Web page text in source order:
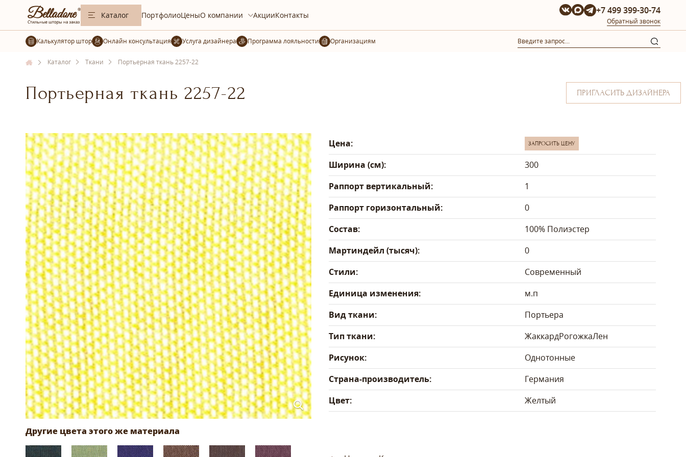
Каталог ПортфолиоЦеныО компании АкцииКонтакты +7 499 399-30-74
Обратный звонок
Калькулятор штор Услуга дизайнера Организациям
Каталог Ткани Портьерная ткань 2257-22
Портьерная ткань 2257-22 ПРИГЛАСИТЬ ДИЗАЙНЕРА
Цена: ЗАПРОСИТЬ ЦЕНУ
Ширина (см):
300
Раппорт вертикальный:
1
Раппорт горизонтальный:
0
Состав:
100% Полиэстер
Мартиндейл (тысяч):
0
Стили:
Современный
Единица изменения:
м.п
Вид ткани:
Портьера
Тип ткани:
ЖаккардРогожкаЛен
Рисунок:
Однотонные
Страна-производитель:
Германия
Цвет:
Желтый